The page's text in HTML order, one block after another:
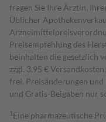
fragen Sie Ihre Ärztin,
Üblicher
Preisempfehlung des
beinhalten die gesetzlich
zzgl. 3,95 €
frei. Preisänderungen
und Gratis-Beigaben nur
1 Eine pharmazeutische